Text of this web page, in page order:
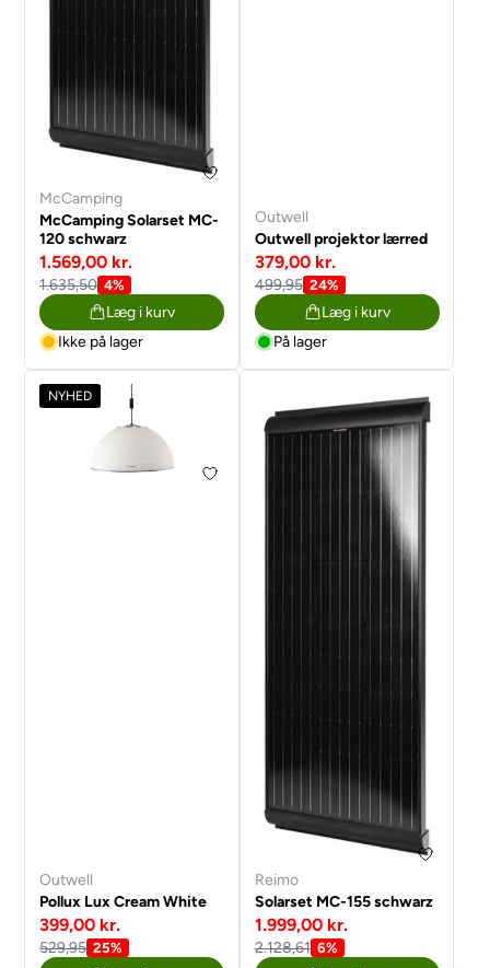
McCamping
McCamping Solarset MC-
120 schwarz
1.569,00 kr.
1.635,50 4%
Læg i kurv
Ikke på lager
Outwell
Outwell projektor lærred
379,00 kr.
499,95 24%
Læg i kurv
På lager
NYHED
Outwell
Pollux Lux Cream White
399,00 kr.
529,95 25%
Reimo
Solarset MC-155 schwarz
1.999,00 kr.
2.128,61 6%